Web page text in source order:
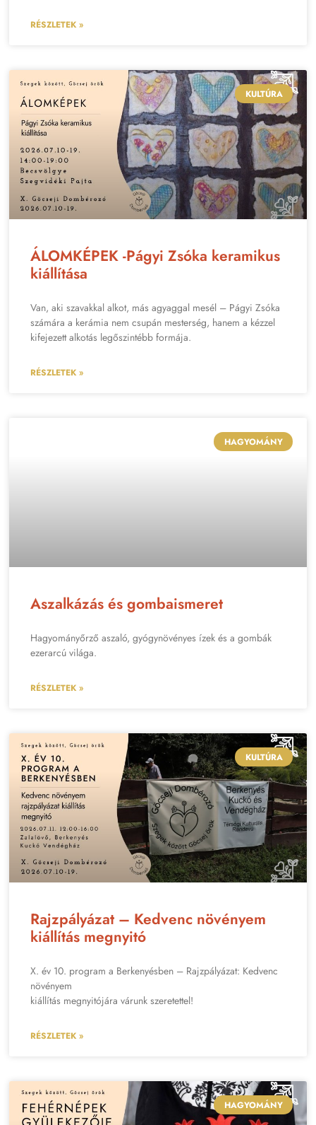
RÉSZLETEK »
KULTÚRA
ÁLOMKÉPEK -Págyi Zsóka keramikus
kiállítása
Van, aki szavakkal alkot, más agyaggal mesél – Págyi Zsóka
számára a kerámia nem csupán mesterség, hanem a kézzel
kifejezett alkotás legőszintébb formája.
RÉSZLETEK »
HAGYOMÁNY
Aszalkázás és gombaismeret
Hagyományőrző aszaló, gyógynövényes ízek és a gombák
ezerarcú világa.
RÉSZLETEK »
KULTÚRA
Rajzpályázat – Kedvenc növényem
kiállítás megnyitó
X. év 10. program a Berkenyésben – Rajzpályázat: Kedvenc
növényem
kiállítás megnyitójára várunk szeretettel!
RÉSZLETEK »
HAGYOMÁNY